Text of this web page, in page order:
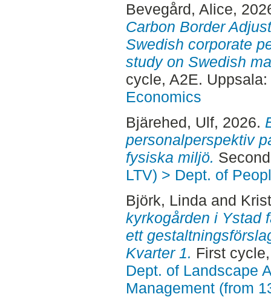
Bevegård, Alice,
Carbon Border
Swedish corporate
study on Swedish
cycle, A2E. Uppsala:
Economics
Bjärehed, Ulf, 2026.
personalperspektiv
fysiska miljö.
LTV) > Dept. of
Björk, Lindaand
kyrkogården i Ystad
ett
Kvarter 1. First
Dept. of Landscape
Management (from